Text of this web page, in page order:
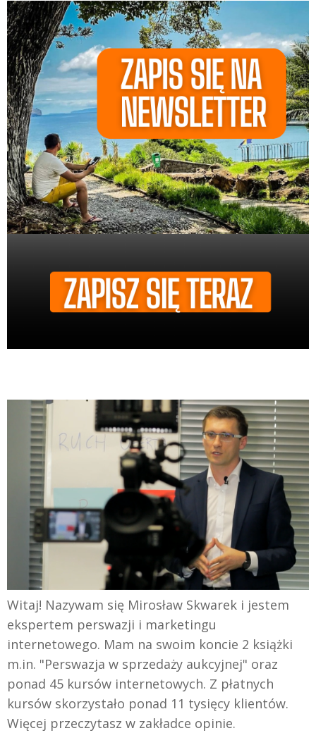
Witaj! Nazywam się Mirosław Skwarek i jestem
ekspertem perswazji i marketingu
internetowego. Mam na swoim koncie 2 książki
m.in. "Perswazja w sprzedaży aukcyjnej" oraz
ponad 45 kursów internetowych. Z płatnych
kursów skorzystało ponad 11 tysięcy klientów.
Więcej przeczytasz w zakładce opinie.